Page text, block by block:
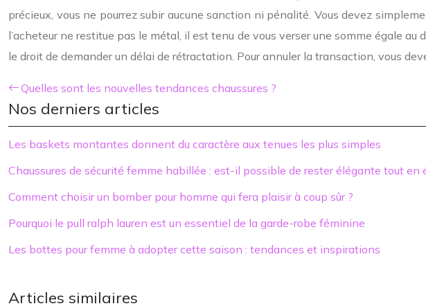
précieux, vous ne pourrez subir aucune sanction ni pénalité. Vous devez
l’acheteur ne restitue pas le métal, il est tenu de vous verser une somme égale
le droit de demander un délai de rétractation. Pour annuler la transaction, vous
Quelles sont les nouvelles tendances chaussures ?
Nos derniers articles
Les baskets montantes donnent du caractère aux tenues les plus simples
Chaussures de sécurité femme habillée : est-il possible de rester élégante tout en
Comment choisir un bomber pour homme qui fera plaisir à coup sûr ?
Pourquoi le pull ralph lauren est un essentiel de la garde-robe féminine
Les bottes pour femme à adopter cette saison : tendances et inspirations
Articles similaires